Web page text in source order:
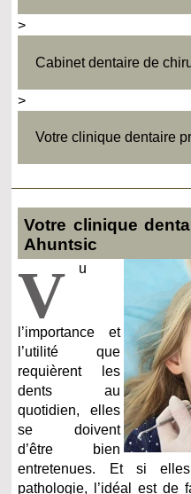
>
Cabinet dentaire de
>
Votre clinique dentaire
Votre clinique
Ahuntsic
V u
l’importance et
l’utilité que
requièrent les
dents au
quotidien, elles
se doivent
d’être bien
entretenues. Et si
pathologie, l’idéal est de